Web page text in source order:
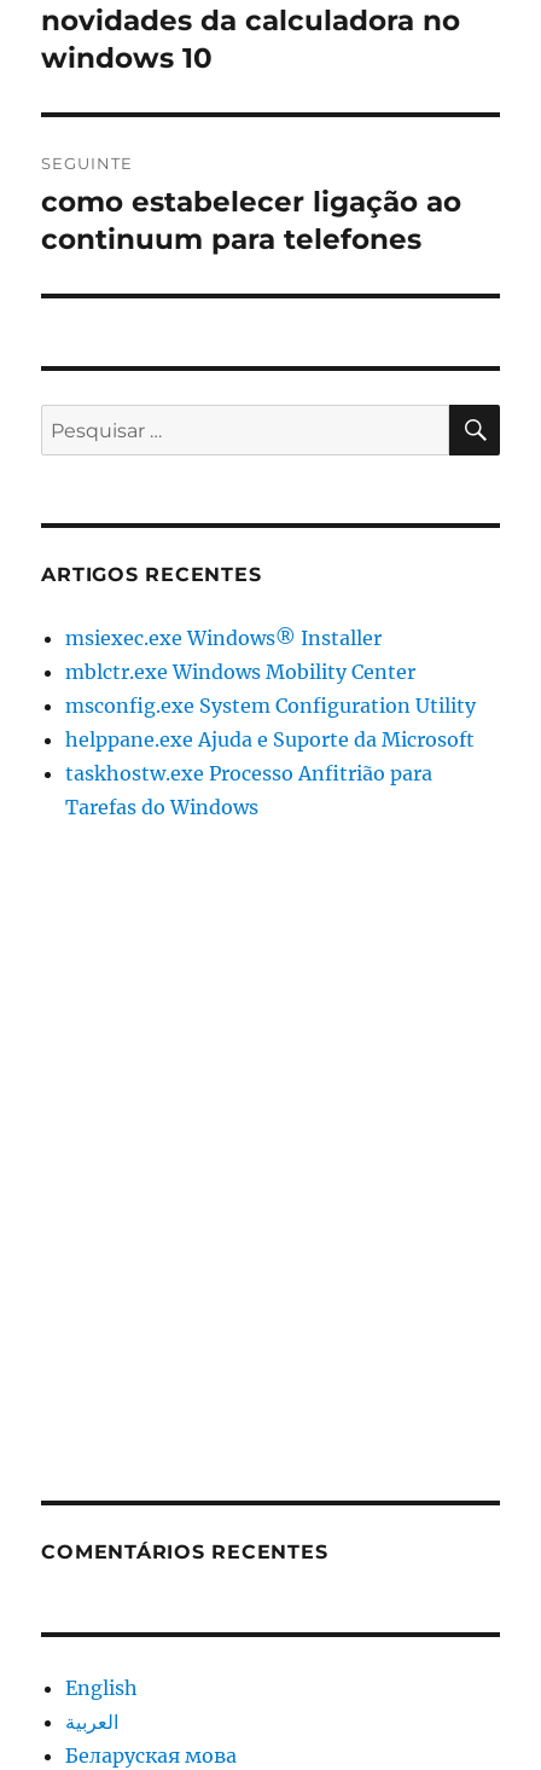
de
artigos
Artigo
anterior:
novidades da calculadora no
windows 10
SEGUINTE
Artigo
seguinte:
como estabelecer ligação ao
continuum para telefones
Pesquisar
por:
ARTIGOS RECENTES
msiexec.exe Windows® Installer
mblctr.exe Windows Mobility Center
msconfig.exe System Configuration Utility
helppane.exe Ajuda e Suporte da Microsoft
taskhostw.exe Processo Anfitrião para
Tarefas do Windows
COMENTÁRIOS RECENTES
English
العربية
Беларуская мова